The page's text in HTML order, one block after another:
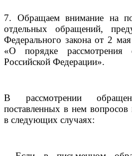
7. Обращаем внимание на
отдельных обращений,
Федерального закона от 2
«О порядке рассмотрения
Российской Федерации».
В рассмотрении
поставленных в нем
в следующих случаях: